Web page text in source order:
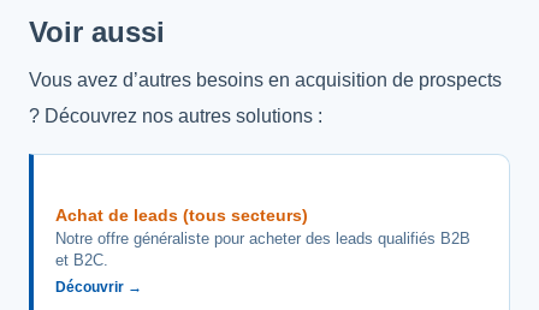
Voir aussi
Vous avez d’autres besoins en acquisition de prospects
? Découvrez nos autres solutions :
Achat de leads (tous secteurs)
Notre offre généraliste pour acheter des leads qualifiés B2B
et B2C.
Découvrir →